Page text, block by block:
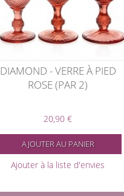
DIAMOND - VERRE À PIED
ROSE (PAR 2)
20,90 €
AJOUTER AU PANIER
Ajouter à la liste d'envies